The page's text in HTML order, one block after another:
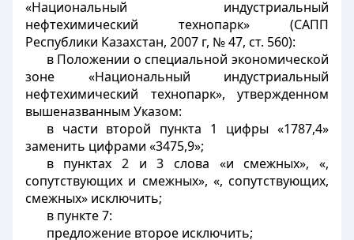
«Национальный индустриальный
нефтехимический технопарк» (САПП
Республики Казахстан, 2007 г, № 47, ст. 560):
в Положении о специальной экономической
зоне «Национальный индустриальный
нефтехимический технопарк», утвержденном
вышеназванным Указом:
в части второй пункта 1 цифры «1787,4»
заменить цифрами «3475,9»;
в пунктах 2 и 3 слова «и смежных», «,
сопутствующих и смежных», «, сопутствующих,
смежных» исключить;
в пункте 7:
предложение второе исключить;